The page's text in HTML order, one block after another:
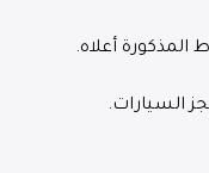
أعلاه.
السيارات.